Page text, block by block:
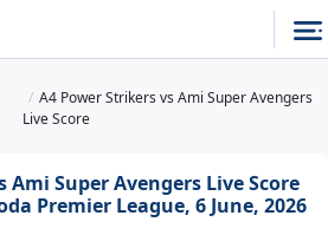
A4 Power Strikers vs Ami Super Avengers
Live Score
Ami Super Avengers Live Score
Premier League, 6 June, 2026